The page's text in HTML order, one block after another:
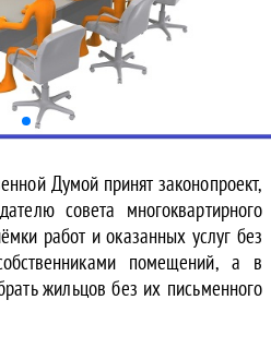
Думой принят законопроект,
совета многоквартирного
работ и оказанных услуг без
помещений, а в
жильцов без их письменного